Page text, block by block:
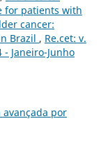
for patients with
cancer:
Brazil , Re.cet: v.
- Janeiro-Junho
por